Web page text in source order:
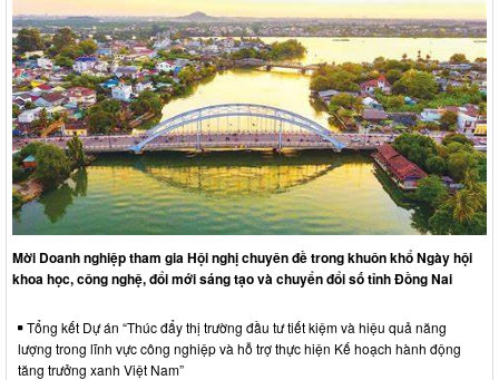
Mời Doanh nghiệp tham gia Hội nghị chuyên đề trong khuôn khổ Ngày hội
khoa học, công nghệ, đổi mới sáng tạo và chuyển đổi số tỉnh Đồng Nai
Tổng kết Dự án “Thúc đẩy thị trường đầu tư tiết kiệm và hiệu quả năng
lượng trong lĩnh vực công nghiệp và hỗ trợ thực hiện Kế hoạch hành động
tăng trưởng xanh Việt Nam”